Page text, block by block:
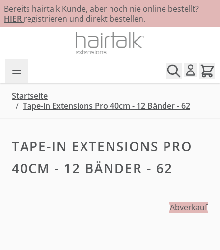
Bereits hairtalk Kunde, aber noch nie online bestellt?
HIER registrieren und direkt bestellen.
Startseite
/ Tape-in Extensions Pro 40cm - 12 Bänder - 62
TAPE-IN EXTENSIONS PRO
40CM - 12 BÄNDER - 62
Abverkauf